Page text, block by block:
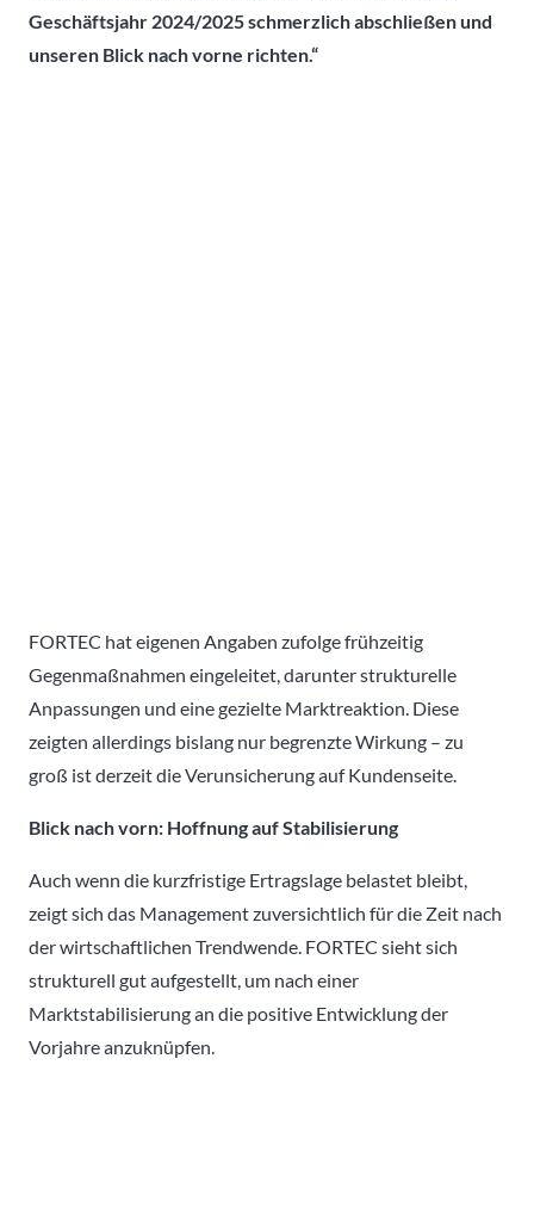
Geschäftsjahr 2024/2025 schmerzlich abschließen und
unseren Blick nach vorne richten.“
FORTEC hat eigenen Angaben zufolge frühzeitig
Gegenmaßnahmen eingeleitet, darunter strukturelle
Anpassungen und eine gezielte Marktreaktion. Diese
zeigten allerdings bislang nur begrenzte Wirkung – zu
groß ist derzeit die Verunsicherung auf Kundenseite.
Blick nach vorn: Hoffnung auf Stabilisierung
Auch wenn die kurzfristige Ertragslage belastet bleibt,
zeigt sich das Management zuversichtlich für die Zeit nach
der wirtschaftlichen Trendwende. FORTEC sieht sich
strukturell gut aufgestellt, um nach einer
Marktstabilisierung an die positive Entwicklung der
Vorjahre anzuknüpfen.